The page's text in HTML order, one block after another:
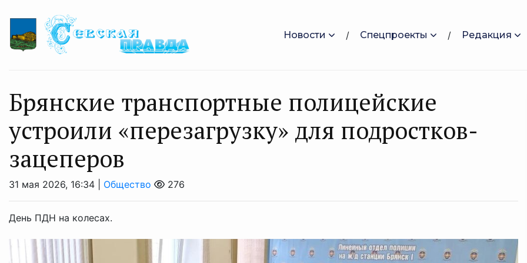
Новости Спецпроекты Редакция
Брянские транспортные полицейские
устроили «перезагрузку» для подростков-
зацеперов
31 мая 2026, 16:34 | Общество 276
День ПДН на колесах.